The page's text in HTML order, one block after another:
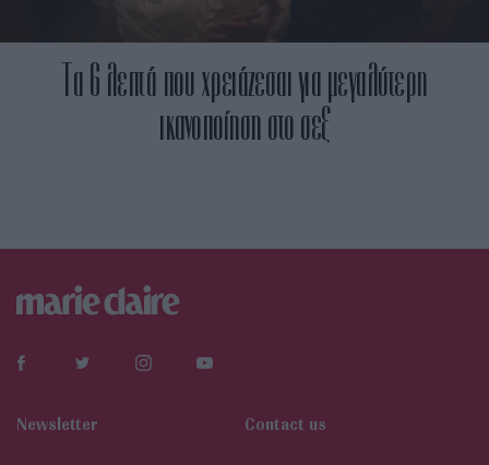
Τα 6 λεπτά που χρειάζεσαι για μεγαλύτερη
ικανοποίηση στο σεξ
Newsletter Contact us